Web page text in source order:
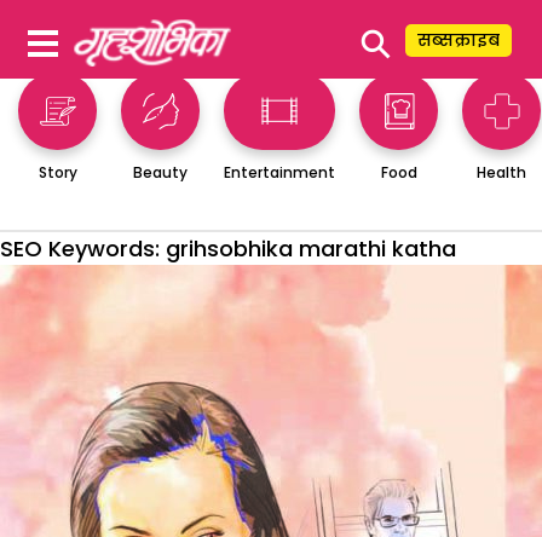
⚲ सब्सक्राइब
Story Beauty Entertainment Food Health
SEO Keywords: grihsobhika marathi katha